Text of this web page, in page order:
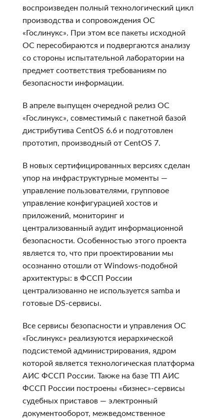
воспроизведен полный технологический цикл
производства и сопровождения ОС
«Гослинукс». При этом все пакеты исходной
ОС пересобираются и подвергаются анализу
со стороны испытательной лаборатории на
предмет соответствия требованиям по
безопасности информации.
В апреле выпущен очередной релиз ОС
«Гослинукс», совместимый с пакетной базой
дистрибутива CentOS 6.6 и подготовлен
прототип, производный от CentOS 7.
В новых сертифицированных версиях сделан
упор на инфраструктурные моменты —
управление пользователями, групповое
управление конфигурацией хостов и
приложений, мониторинг и
централизованный аудит информационной
безопасности. Особенностью этого проекта
является то, что при проектировании мы
осознанно отошли от Windows-подобной
архитектуры: в ФССП России
централизованно не используется samba и
готовые DS-сервисы.
Все сервисы безопасности и управления ОС
«Гослинукс» реализуются иерархической
подсистемой администрирования, ядром
которой является технологическая платформа
АИС ФССП России. Также на базе ТП АИС
ФССП России построены «бизнес»-сервисы
судебных приставов — электронный
документооборот, межведомственное